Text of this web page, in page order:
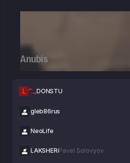
Anubis
L DONSTU
gleb86rus
NeoLife
LAKSHERi Pavel Solovyov